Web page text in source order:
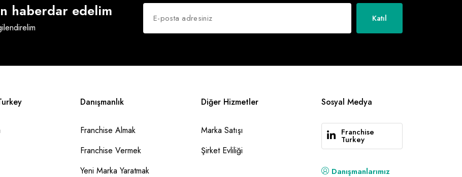
haberdar edelim Katıl
Danışmanlık
Franchise Almak
Franchise Vermek
Yeni Marka Yaratmak
Diğer Hizmetler
Marka Satışı
Şirket Evliliği
Sosyal Medya
Franchise
Turkey
Danışmanlarımız